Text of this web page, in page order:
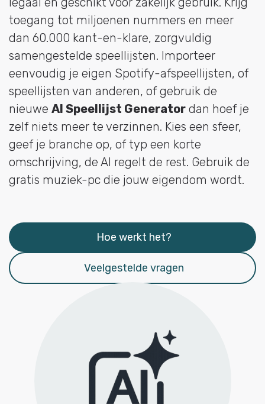
toegang tot miljoenen nummers en meer
dan 60.000 kant-en-klare, zorgvuldig
samengestelde speellijsten. Importeer
eenvoudig je eigen Spotify-afspeellijsten, of
speellijsten van anderen, of gebruik de
nieuwe AI Speellijst Generator dan hoef je
zelf niets meer te verzinnen. Kies een sfeer,
geef je branche op, of typ een korte
omschrijving, de AI regelt de rest. Gebruik de
gratis muziek-pc die jouw eigendom wordt.
Hoe werkt het?
Veelgestelde vragen